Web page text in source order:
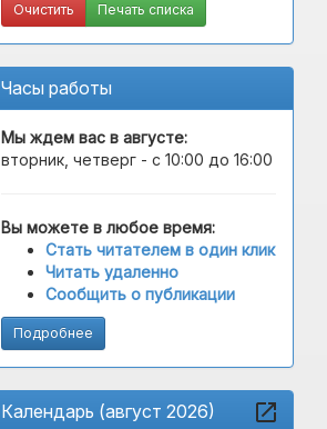
Очистить Печать списка
Часы работы
Мы ждем вас в августе:
вторник, четверг - с 10:00 до 16:00
Вы можете в любое время:
Стать читателем в один клик
Читать удаленно
Сообщить о публикации
Подробнее
Календарь (август 2026)